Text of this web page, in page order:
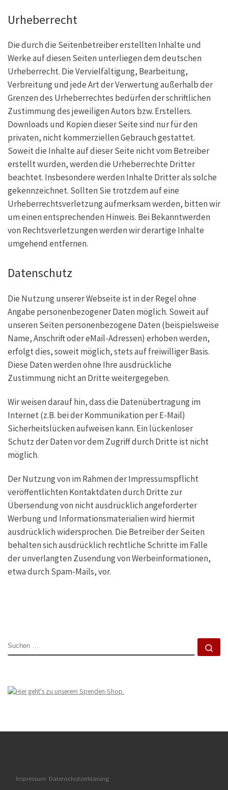
Urheberrecht
Die durch die Seitenbetreiber erstellten Inhalte und
Werke auf diesen Seiten unterliegen dem deutschen
Urheberrecht. Die Vervielfältigung, Bearbeitung,
Verbreitung und jede Art der Verwertung außerhalb der
Grenzen des Urheberrechtes bedürfen der schriftlichen
Zustimmung des jeweiligen Autors bzw. Erstellers.
Downloads und Kopien dieser Seite sind nur für den
privaten, nicht kommerziellen Gebrauch gestattet.
Soweit die Inhalte auf dieser Seite nicht vom Betreiber
erstellt wurden, werden die Urheberrechte Dritter
beachtet. Insbesondere werden Inhalte Dritter als solche
gekennzeichnet. Sollten Sie trotzdem auf eine
Urheberrechtsverletzung aufmerksam werden, bitten wir
um einen entsprechenden Hinweis. Bei Bekanntwerden
von Rechtsverletzungen werden wir derartige Inhalte
umgehend entfernen.
Datenschutz
Die Nutzung unserer Webseite ist in der Regel ohne
Angabe personenbezogener Daten möglich. Soweit auf
unseren Seiten personenbezogene Daten (beispielsweise
Name, Anschrift oder eMail-Adressen) erhoben werden,
erfolgt dies, soweit möglich, stets auf freiwilliger Basis.
Diese Daten werden ohne Ihre ausdrückliche
Zustimmung nicht an Dritte weitergegeben.
Wir weisen darauf hin, dass die Datenübertragung im
Internet (z.B. bei der Kommunikation per E-Mail)
Sicherheitslücken aufweisen kann. Ein lückenloser
Schutz der Daten vor dem Zugriff durch Dritte ist nicht
möglich.
Der Nutzung von im Rahmen der Impressumspflicht
veröffentlichten Kontaktdaten durch Dritte zur
Übersendung von nicht ausdrücklich angeforderter
Werbung und Informationsmaterialien wird hiermit
ausdrücklich widersprochen. Die Betreiber der Seiten
behalten sich ausdrücklich rechtliche Schritte im Falle
der unverlangten Zusendung von Werbeinformationen,
etwa durch Spam-Mails, vor.
SUCHE
Impressum Datenschutzerklärung